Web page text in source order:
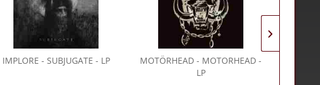
IMPLORE - SUBJUGATE - LP MOTÖRHEAD - MOTORHEAD -
LP